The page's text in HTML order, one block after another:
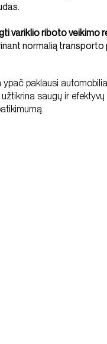
variklio riboto veikimo
normalią
ypač paklausi
saugų ir